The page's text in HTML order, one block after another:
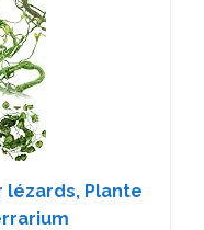
lézards, Plante